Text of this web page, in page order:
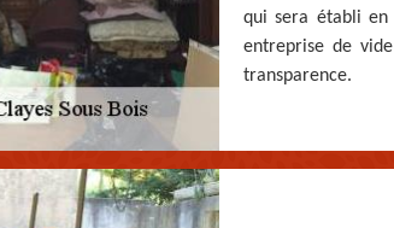
qui sera établi en
entreprise de
transparence.